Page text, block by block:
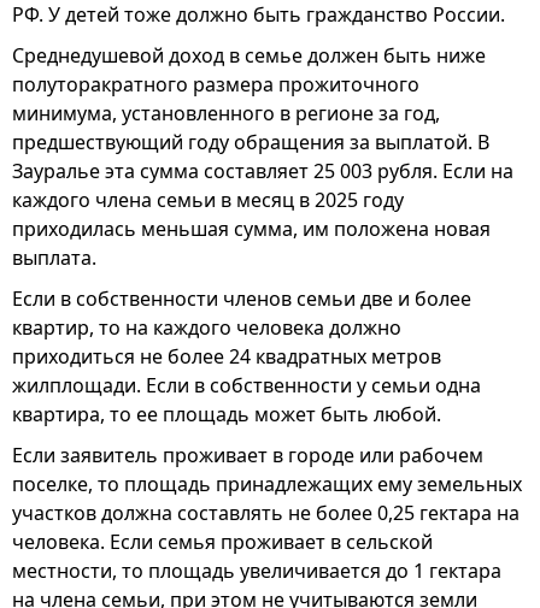
РФ. У детей тоже должно быть гражданство России.
Среднедушевой доход в семье должен быть ниже
полуторакратного размера прожиточного
минимума, установленного в регионе за год,
предшествующий году обращения за выплатой. В
Зауралье эта сумма составляет 25 003 рубля. Если на
каждого члена семьи в месяц в 2025 году
приходилась меньшая сумма, им положена новая
выплата.
Если в собственности членов семьи две и более
квартир, то на каждого человека должно
приходиться не более 24 квадратных метров
жилплощади. Если в собственности у семьи одна
квартира, то ее площадь может быть любой.
Если заявитель проживает в городе или рабочем
поселке, то площадь принадлежащих ему земельных
участков должна составлять не более 0,25 гектара на
человека. Если семья проживает в сельской
местности, то площадь увеличивается до 1 гектара
на члена семьи, при этом не учитываются земли